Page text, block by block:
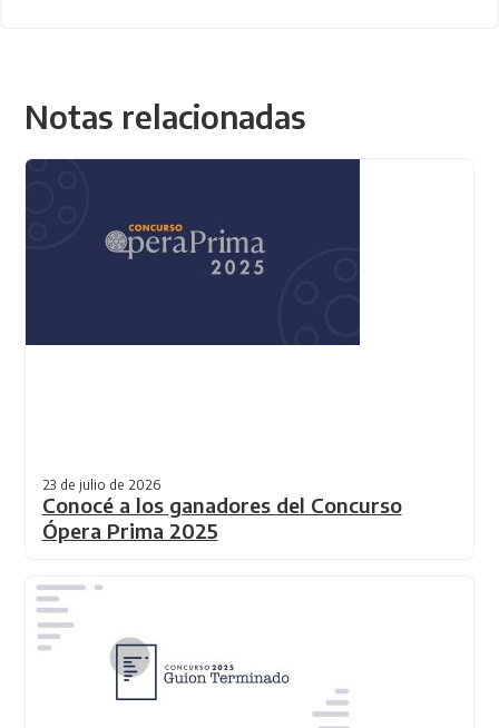
Notas relacionadas
23 de julio de 2026
Conocé a los ganadores del Concurso
Ópera Prima 2025